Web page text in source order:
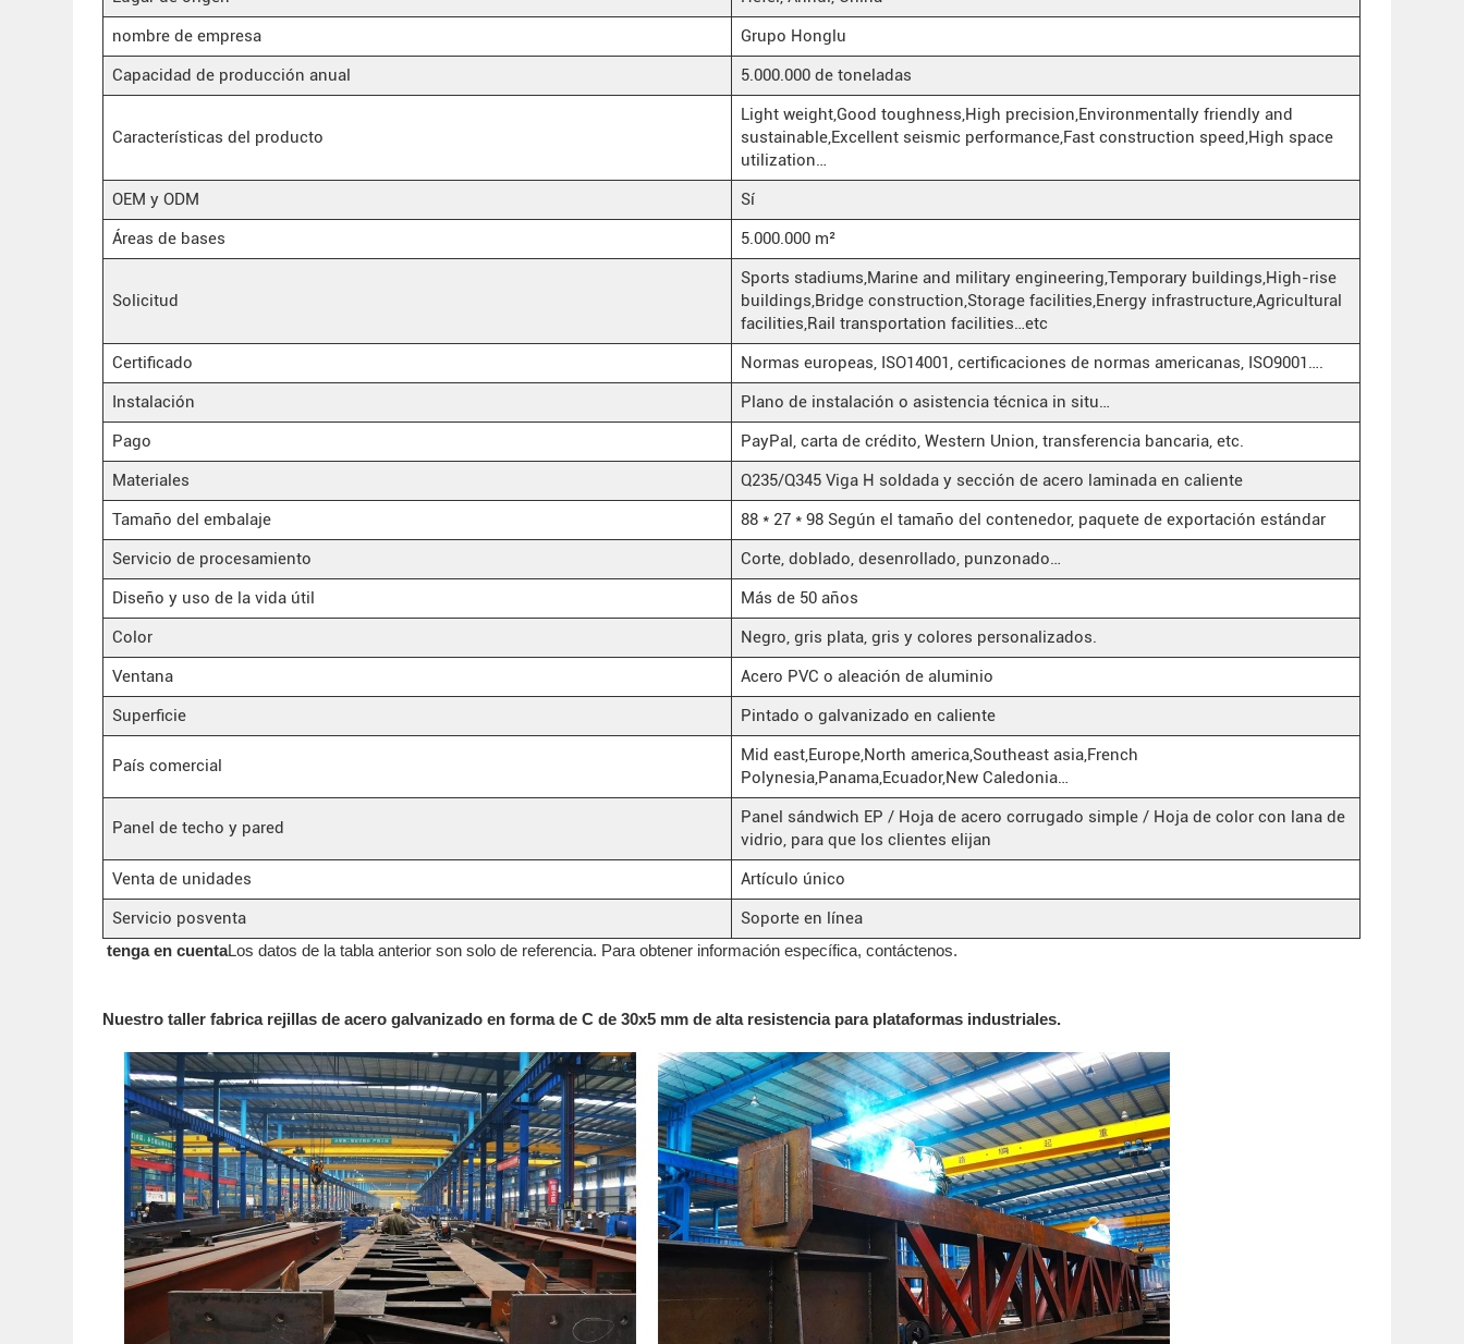
nombre de empresa
Grupo Honglu
Capacidad de producción anual
5.000.000 de toneladas
Características del producto
Light weight,Good toughness,High precision,Environmentally friendly and
sustainable,Excellent seismic performance,Fast construction speed,High space
utilization…
OEM y ODM
Sí
Áreas de bases
5.000.000 m²
Solicitud
Sports stadiums,Marine and military engineering,Temporary buildings,High-rise
buildings,Bridge construction,Storage facilities,Energy infrastructure,Agricultural
facilities,Rail transportation facilities…etc
Certificado
Normas europeas, ISO14001, certificaciones de normas americanas, ISO9001….
Instalación
Plano de instalación o asistencia técnica in situ…
Pago
PayPal, carta de crédito, Western Union, transferencia bancaria, etc.
Materiales
Q235/Q345 Viga H soldada y sección de acero laminada en caliente
Tamaño del embalaje
88 * 27 * 98 Según el tamaño del contenedor, paquete de exportación estándar
Servicio de procesamiento
Corte, doblado, desenrollado, punzonado…
Diseño y uso de la vida útil
Más de 50 años
Color
Negro, gris plata, gris y colores personalizados.
Ventana
Acero PVC o aleación de aluminio
Superficie
Pintado o galvanizado en caliente
País comercial
Mid east,Europe,North america,Southeast asia,French
Polynesia,Panama,Ecuador,New Caledonia…
Panel de techo y pared
Panel sándwich EP / Hoja de acero corrugado simple / Hoja de color con lana de
vidrio, para que los clientes elijan
Venta de unidades
Artículo único
Servicio posventa
Soporte en línea
tenga en cuentaLos datos de la tabla anterior son solo de referencia. Para obtener información específica, contáctenos.
Nuestro taller fabrica rejillas de acero galvanizado en forma de C de 30x5 mm de alta resistencia para plataformas industriales.